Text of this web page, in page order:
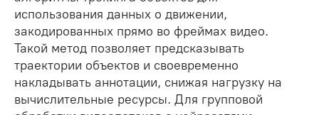
использования данных о движении,
закодированных прямо во фреймах видео.
Такой метод позволяет предсказывать
траектории объектов и своевременно
накладывать аннотации, снижая нагрузку на
вычислительные ресурсы. Для групповой